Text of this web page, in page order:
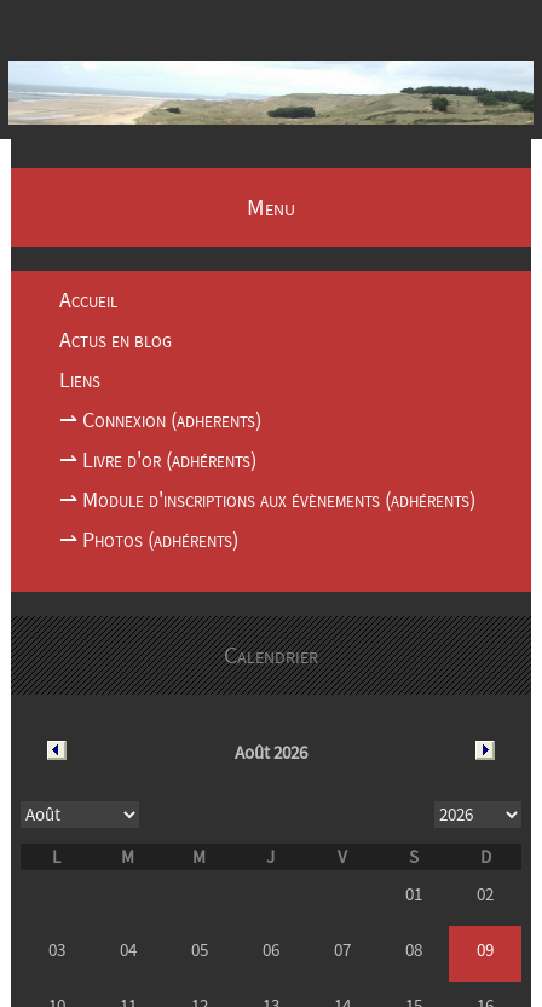
Menu
Accueil
Actus en blog
Liens
⇀ Connexion (adherents)
⇀ Livre d'or (adhérents)
⇀ Module d'inscriptions aux évènements (adhérents)
⇀ Photos (adhérents)
Calendrier